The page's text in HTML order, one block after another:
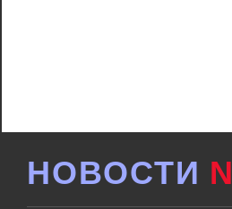
НОВОСТИ N